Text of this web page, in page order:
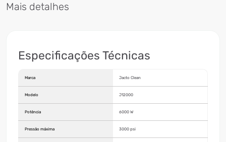
Mais detalhes
Especificações Técnicas
Marca Jacto Clean
Modelo J12000
Potência 6000 W
Pressão máxima 3000 psi